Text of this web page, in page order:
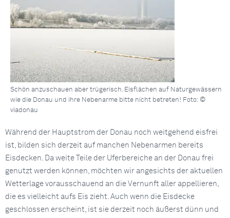
Schön anzuschauen aber trügerisch. Eisflächen auf Naturgewässern
wie die Donau und ihre Nebenarme bitte nicht betreten! Foto: ©
viadonau
Während der Hauptstrom der Donau noch weitgehend eisfrei
ist, bilden sich derzeit auf manchen Nebenarmen bereits
Eisdecken. Da weite Teile der Uferbereiche an der Donau frei
genutzt werden können, möchten wir angesichts der aktuellen
Wetterlage vorausschauend an die Vernunft aller appellieren,
die es vielleicht aufs Eis zieht. Auch wenn die Eisdecke
geschlossen erscheint, ist sie derzeit noch äußerst dünn und